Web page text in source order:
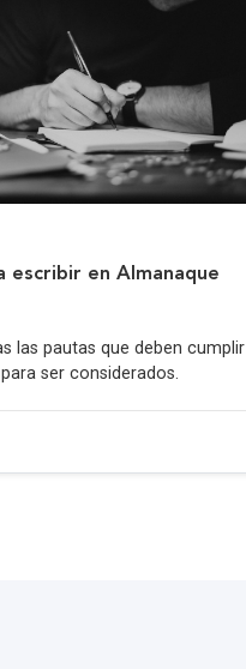
escribir en Almanaque
las pautas que deben cumplir
ser considerados.